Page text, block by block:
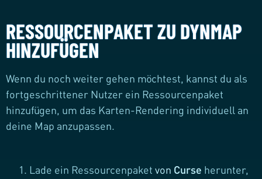
RESSOURCENPAKET ZU DYNMAP
HINZUFÜGEN
Wenn du noch weiter gehen möchtest, kannst du als
fortgeschrittener Nutzer ein Ressourcenpaket
hinzufügen, um das Karten-Rendering individuell an
deine Map anzupassen.
Lade ein Ressourcenpaket von Curse herunter,